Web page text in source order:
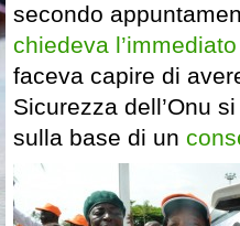
secondo
chiedeva
faceva capire di
Sicurezza dell’Onu
sulla base di un